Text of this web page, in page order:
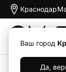
Краснодар
Ваш город
Да,